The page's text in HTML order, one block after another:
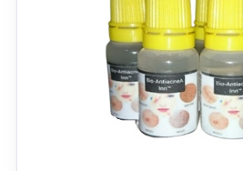
Selain itu,T3 Acne Body
digunakan bersama
Wash untuk hasil terbaik.